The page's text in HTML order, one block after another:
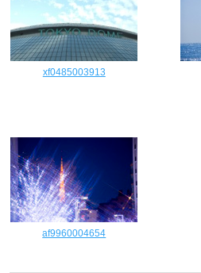
xf0485003913
af9960004654